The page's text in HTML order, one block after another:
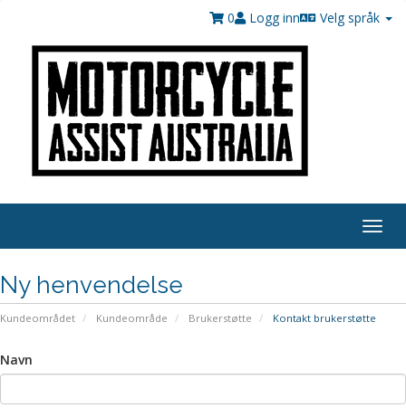
Velg språk
Logg inn
0
Ny henvendelse
Kundeområdet Kundeområde Brukerstøtte Kontakt brukerstøtte
Navn